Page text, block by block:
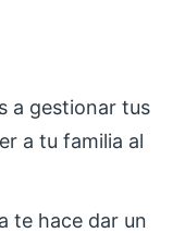
a gestionar tus
a tu familia al
te hace dar un